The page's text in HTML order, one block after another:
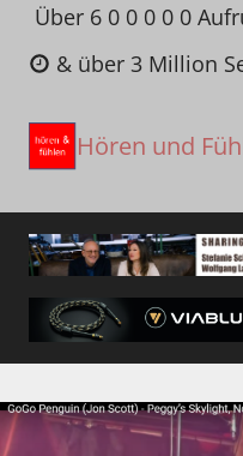
Zum
Inhalt
springen
Über 6 0 0 0 0 0
& über 3 Million
Hören und